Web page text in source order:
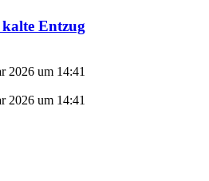
Entzug
2026 um 14:41
2026 um 14:41